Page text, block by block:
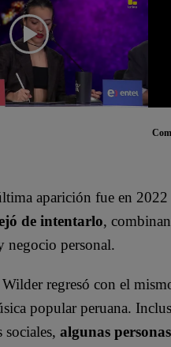
aparición fue en 2022
de intentarlo,
negocio personal.
regresó con el
popular peruana.
sociales, algunas